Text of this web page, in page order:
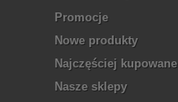
Promocje
Nowe produkty
Najczęściej kupowane
Nasze sklepy